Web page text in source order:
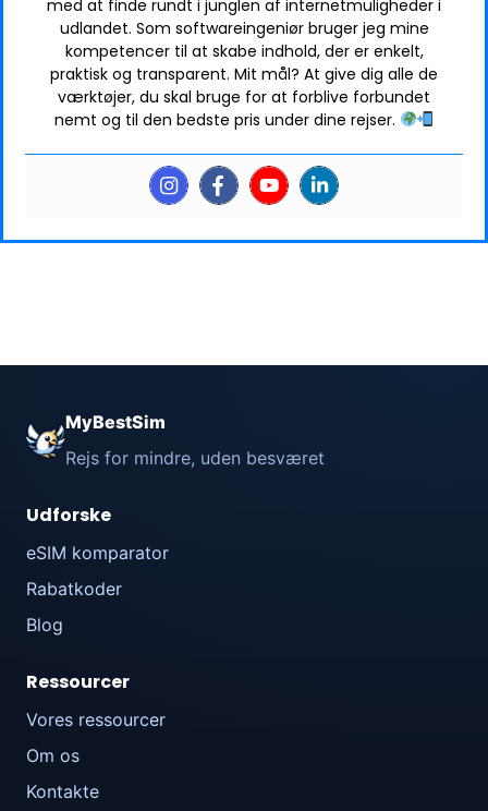
med at finde rundt i junglen af internetmuligheder i
udlandet. Som softwareingeniør bruger jeg mine
kompetencer til at skabe indhold, der er enkelt,
praktisk og transparent. Mit mål? At give dig alle de
værktøjer, du skal bruge for at forblive forbundet
nemt og til den bedste pris under dine rejser.
MyBestSim
Rejs for mindre, uden besværet
Udforske
eSIM komparator
Rabatkoder
Blog
Ressourcer
Vores ressourcer
Om os
Kontakte